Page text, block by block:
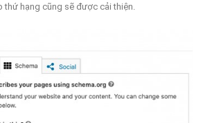
thứ hạng cũng sẽ được cải thiện.